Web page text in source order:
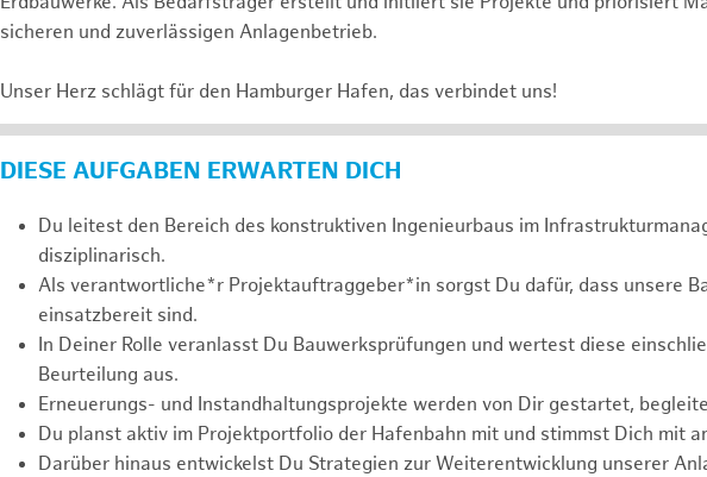
sicheren und zuverlässigen Anlagenbetrieb.
Unser Herz schlägt für den Hamburger Hafen, das verbindet uns!
DIESE AUFGABEN ERWARTEN DICH
Du leitest den Bereich des konstruktiven Ingenieurbaus im
disziplinarisch.
Als verantwortliche*r Projektauftraggeber*in sorgst Du dafür, dass unsere
einsatzbereit sind.
In Deiner Rolle veranlasst Du Bauwerksprüfungen und wertest diese
Beurteilung aus.
Erneuerungs- und Instandhaltungsprojekte werden von Dir gestartet,
Du planst aktiv im Projektportfolio der Hafenbahn mit und stimmst Dich mit
Darüber hinaus entwickelst Du Strategien zur Weiterentwicklung unserer